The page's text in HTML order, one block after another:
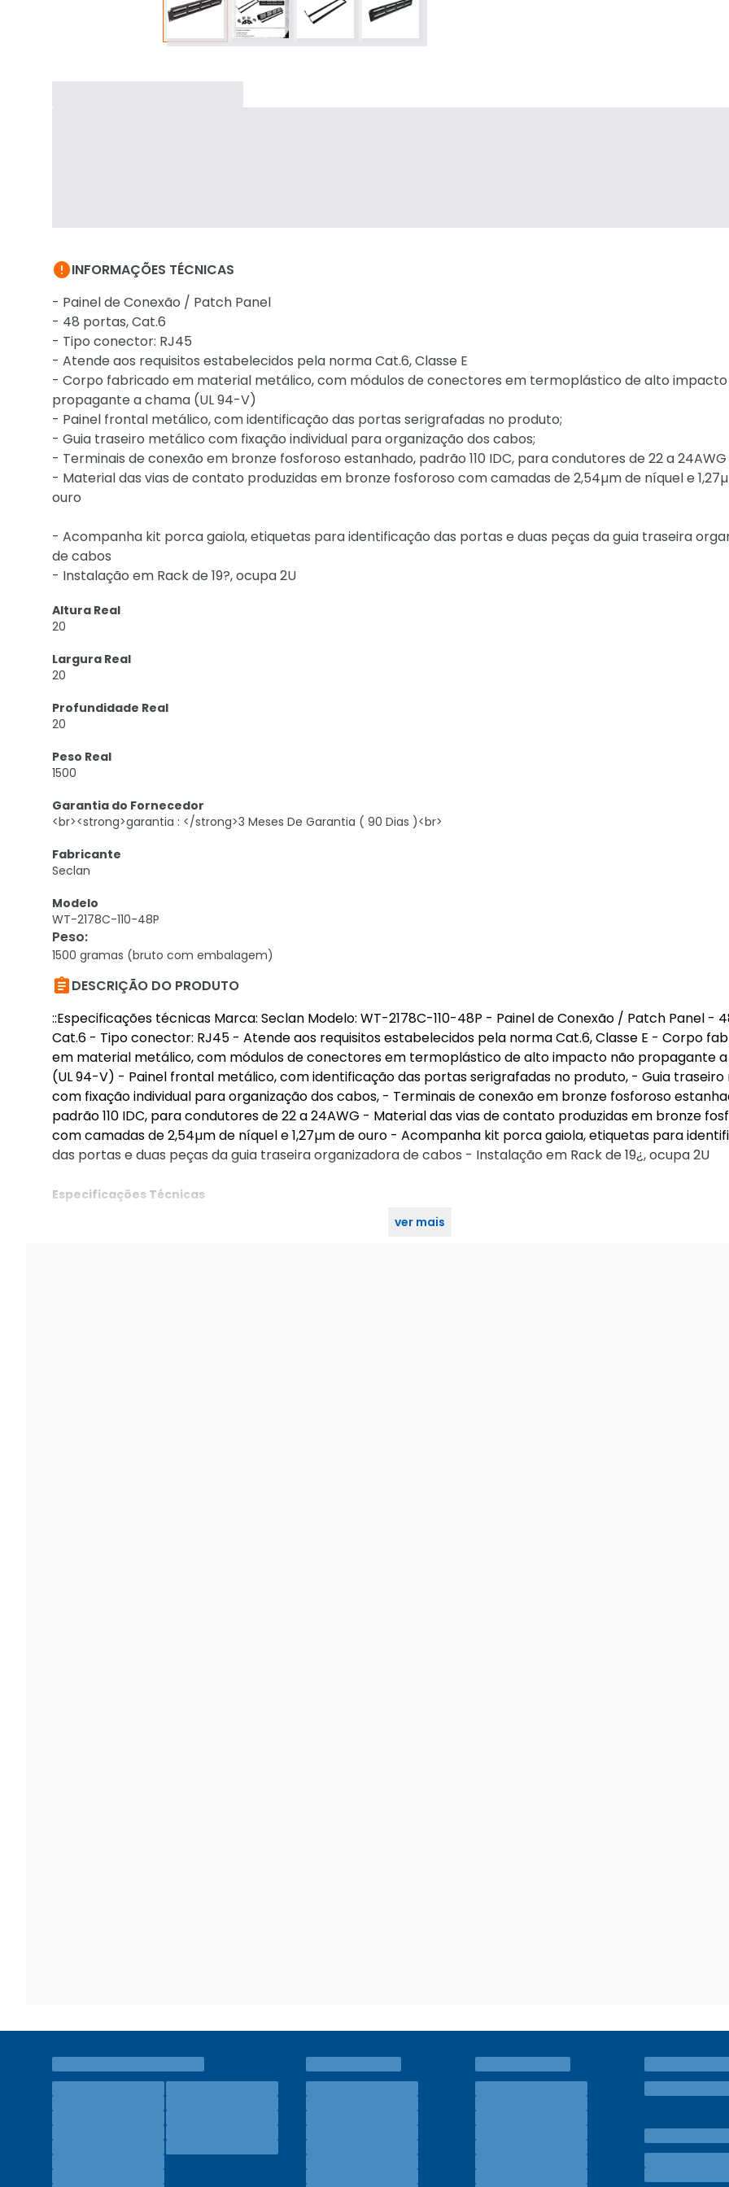
INFORMAÇÕES TÉCNICAS
- Painel de Conexão / Patch Panel
- 48 portas, Cat.6
- Tipo conector: RJ45
- Atende aos requisitos estabelecidos pela norma Cat.6, Classe E
- Corpo fabricado em material metálico, com módulos de conectores em termoplástico de alto impacto
propagante a chama (UL 94-V)
- Painel frontal metálico, com identificação das portas serigrafadas no produto;
- Guia traseiro metálico com fixação individual para organização dos cabos;
- Terminais de conexão em bronze fosforoso estanhado, padrão 110 IDC, para condutores de 22 a 24AWG
- Material das vias de contato produzidas em bronze fosforoso com camadas de 2,54µm de níquel e
ouro
- Acompanha kit porca gaiola, etiquetas para identificação das portas e duas peças da guia traseira
de cabos
- Instalação em Rack de 19?, ocupa 2U
Altura Real
20
Largura Real
20
Profundidade Real
20
Peso Real
1500
Garantia do Fornecedor
<br><strong>garantia : </strong>3 Meses De Garantia ( 90 Dias )<br>
Fabricante
Seclan
Modelo
WT-2178C-110-48P
Peso:
1500 gramas (bruto com embalagem)
DESCRIÇÃO DO PRODUTO
::Especificações técnicas Marca: Seclan Modelo: WT-2178C-110-48P - Painel de Conexão / Patch Panel -
Cat.6 - Tipo conector: RJ45 - Atende aos requisitos estabelecidos pela norma Cat.6, Classe E - Corpo
em material metálico, com módulos de conectores em termoplástico de alto impacto não propagante
(UL 94-V) - Painel frontal metálico, com identificação das portas serigrafadas no produto, - Guia
com fixação individual para organização dos cabos, - Terminais de conexão em bronze fosforoso
padrão 110 IDC, para condutores de 22 a 24AWG - Material das vias de contato produzidas em bronze
com camadas de 2,54µm de níquel e 1,27µm de ouro - Acompanha kit porca gaiola, etiquetas para
das portas e duas peças da guia traseira organizadora de cabos - Instalação em Rack de 19¿, ocupa 2U
Especificações Técnicas
ver mais